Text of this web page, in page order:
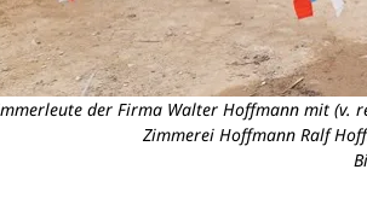
der Firma Walter Hoffmann mit (v.
Zimmerei Hoffmann Ralf